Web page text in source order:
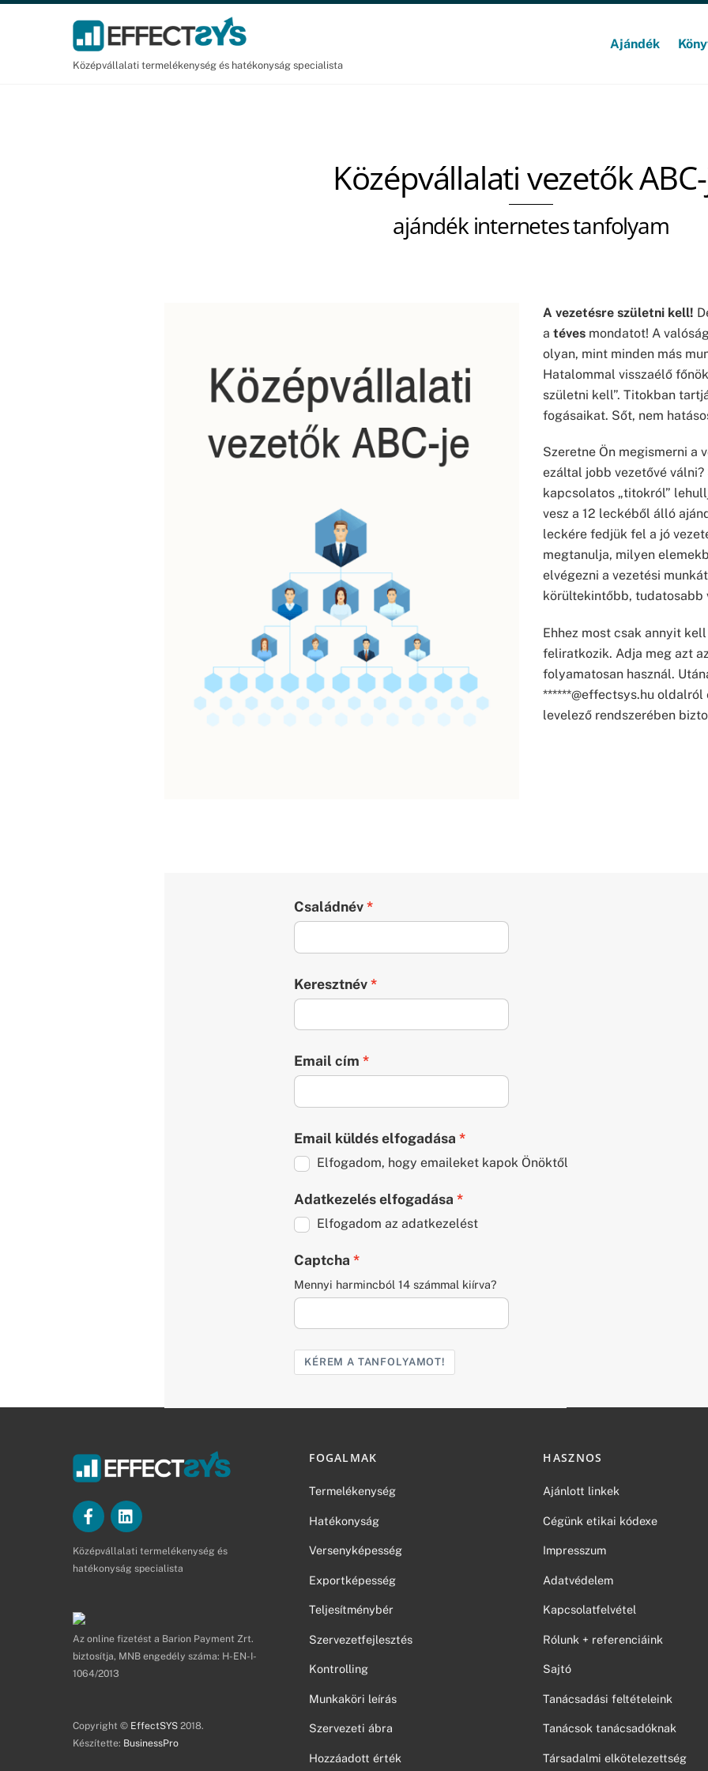
Skip
Középvállalati termelékenység és hatékonyság specialista
Ajándék
Középvállalati vezetők
ajándék internetes tanfolyam
A vezetésre születni kell!
a tévesmondatot! A
olyan, mint minden más
Hatalommal visszaélő
születni kell”. Titokban
fogásaikat. Sőt, nem
Szeretne Ön megismerni a
ezáltal jobb vezetővé
kapcsolatos „titokról”
vesz a 12 leckéből álló
leckére fedjük fel a jó
megtanulja, milyen
elvégezni a vezetési
körültekintőbb, tudatosabb
Ehhez most csak annyit
feliratkozik. Adja meg azt
folyamatosan használ.
******@effectsys.hu
levelező rendszerében
Családnév
Keresztnév
Email cím
Email küldés elfogadása
Elfogadom, hogy emaileket kapok Önöktől
Adatkezelés elfogadása
Elfogadom az adatkezelést
Captcha
Mennyi harmincból 14 számmal kiírva?
KÉREM A TANFOLYAMOT!
Középvállalati termelékenység és
hatékonyság specialista
Az online fizetést a Barion Payment Zrt.
biztosítja, MNB engedély száma: H-EN-I-
1064/2013
Copyright © EffectSYS 2018.
Készítette: BusinessPro
FOGALMAK
Termelékenység
Hatékonyság
Versenyképesség
Exportképesség
Teljesítménybér
Szervezetfejlesztés
Kontrolling
Munkaköri leírás
Szervezeti ábra
Hozzáadott érték
HASZNOS
Ajánlott linkek
Cégünk etikai kódexe
Impresszum
Adatvédelem
Kapcsolatfelvétel
Rólunk + referenciáink
Sajtó
Tanácsadási feltételeink
Tanácsok tanácsadóknak
Társadalmi elkötelezettség